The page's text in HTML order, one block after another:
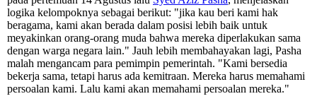
logika kelompoknya sebagai berikut: "jika kau beri kami hak
beragama, kami akan berada dalam posisi lebih baik untuk
meyakinkan orang-orang muda bahwa mereka diperlakukan sama
dengan warga negara lain." Jauh lebih membahayakan lagi, Pasha
malah mengancam para pemimpin pemerintah. "Kami bersedia
bekerja sama, tetapi harus ada kemitraan. Mereka harus memahami
persoalan kami. Lalu kami akan memahami persoalan mereka."